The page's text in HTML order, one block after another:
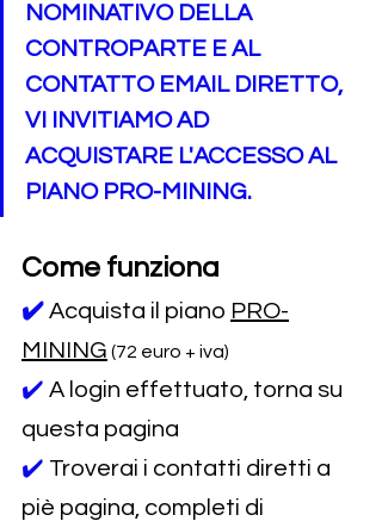
NOMINATIVO DELLA
CONTROPARTE E AL
CONTATTO EMAIL DIRETTO,
VI INVITIAMO AD
ACQUISTARE L'ACCESSO AL
PIANO PRO-MINING.
Come funziona
✔️ Acquista il piano PRO-
MINING (72 euro + iva)
✔️ A login effettuato, torna su
questa pagina
✔️ Troverai i contatti diretti a
piè pagina, completi di